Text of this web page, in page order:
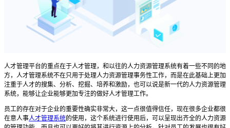
人才管理平台的重点在于人才管理，和以往的人力资源管理系统有着一些不同的地
方，人才管理系统不在只用于处理人力资源管理事务性工作，而是在此基础上更加
注重于人才的搜集、分析、挖掘、培养和激励，也可以说是新一代的人力资源管理
系统，能够让企业能够更加专注的做好人才管理工作。
员工的存在对于企业的重要性确实非常大，这一点很值得信任，现在很多企业都很
在意人事人才管理系统的使用，这个系统进行使用后，可以呈现出齐全的人力资源